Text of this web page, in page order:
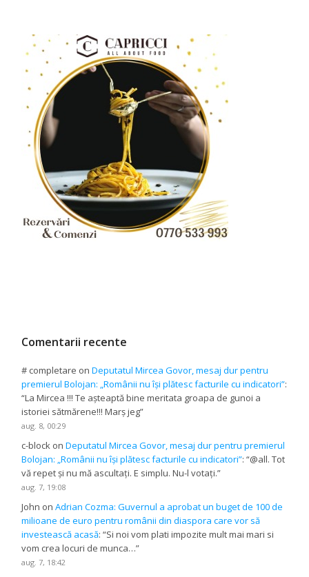
Comentarii recente
# completare onDeputatul Mircea Govor, mesaj dur pentru
premierul Bolojan: „Românii nu își plătesc facturile cu indicatori”:
“La Mircea !!! Te așteaptă bine meritata groapa de gunoi a
istoriei sătmărene!!! Marș jeg”
aug. 8, 00:29
c-block onDeputatul Mircea Govor, mesaj dur pentru premierul
Bolojan: „Românii nu își plătesc facturile cu indicatori”: “@all. Tot
vă repet și nu mă ascultați. E simplu. Nu-l votați.”
aug. 7, 19:08
John onAdrian Cozma: Guvernul a aprobat un buget de 100 de
milioane de euro pentru românii din diaspora care vor să
investească acasă: “Si noi vom plati impozite mult mai mari si
vom crea locuri de munca…”
aug. 7, 18:42